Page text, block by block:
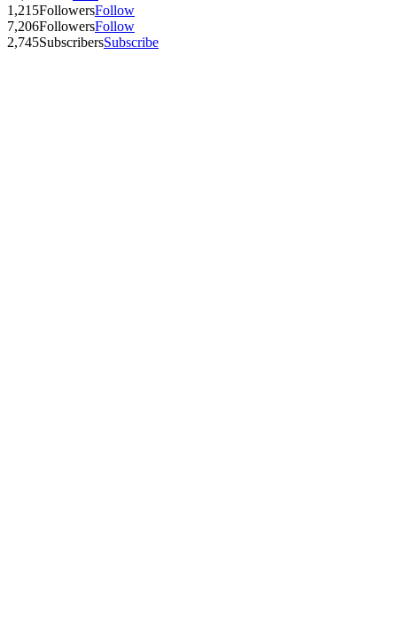
1,215FollowersFollow
7,206FollowersFollow
2,745SubscribersSubscribe